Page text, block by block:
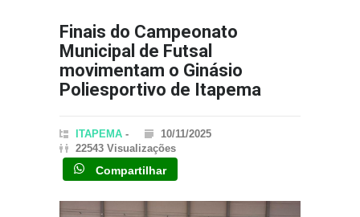
Finais do Campeonato
Municipal de Futsal
movimentam o Ginásio
Poliesportivo de Itapema
ITAPEMA -
10/11/2025
22543 Visualizações
Compartilhar